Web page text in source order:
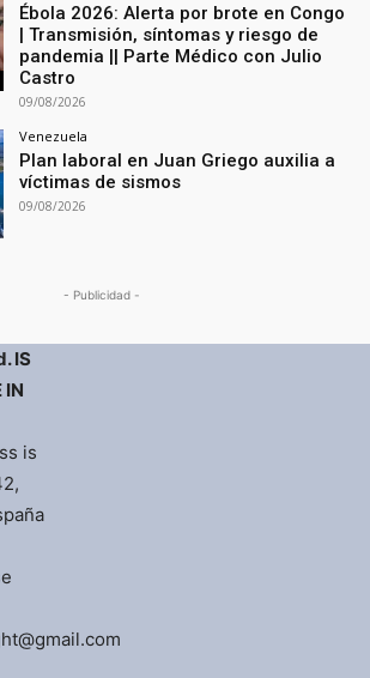
Ébola 2026: Alerta por brote en Congo
| Transmisión, síntomas y riesgo de
pandemia || Parte Médico con Julio
Castro
09/08/2026
Venezuela
Plan laboral en Juan Griego auxilia a
víctimas de sismos
09/08/2026
- Publicidad -
IS
IN
is